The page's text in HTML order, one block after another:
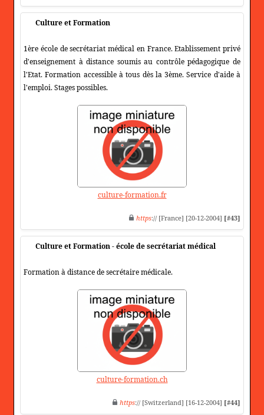
Culture et Formation
1ère école de secrétariat médical en France. Etablissement privé
d'enseignement à distance soumis au contrôle pédagogique de
l'Etat. Formation accessible à tous dès la 3ème. Service d'aide à
l'emploi. Stages possibles.
culture-formation.fr
https:// [France] [20-12-2004] [#43]
Culture et Formation - école de secrétariat médical
Formation à distance de secrétaire médicale.
culture-formation.ch
https:// [Switzerland] [16-12-2004] [#44]